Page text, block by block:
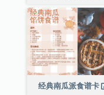
经典南瓜派食谱卡